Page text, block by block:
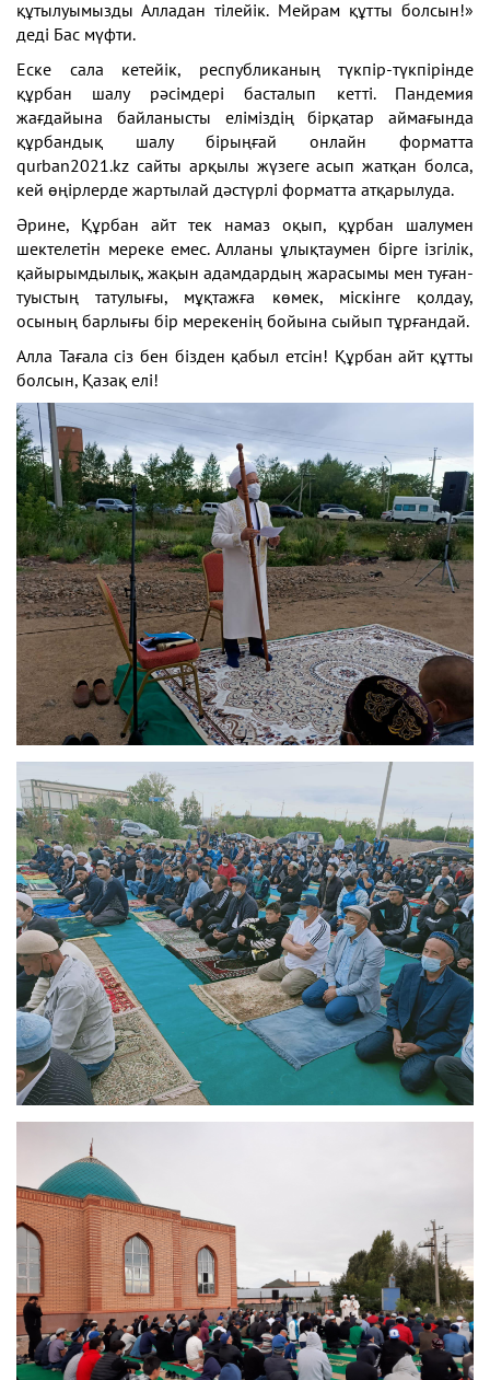
құтылуымызды Алладан тілейік. Мейрам құтты болсын!»
деді Бас мүфти.
Еске сала кетейік, республиканың түкпір-түкпірінде
құрбан шалу рәсімдері басталып кетті. Пандемия
жағдайына байланысты еліміздің бірқатар аймағында
құрбандық шалу бірыңғай онлайн форматта
qurban2021.kz сайты арқылы жүзеге асып жатқан болса,
кей өңірлерде жартылай дәстүрлі форматта атқарылуда.
Әрине, Құрбан айт тек намаз оқып, құрбан шалумен
шектелетін мереке емес. Алланы ұлықтаумен бірге ізгілік,
қайырымдылық, жақын адамдардың жарасымы мен туған-
туыстың татулығы, мұқтажға көмек, міскінге қолдау,
осының барлығы бір мерекенің бойына сыйып тұрғандай.
Алла Тағала сіз бен бізден қабыл етсін! Құрбан айт құтты
болсын, Қазақ елі!